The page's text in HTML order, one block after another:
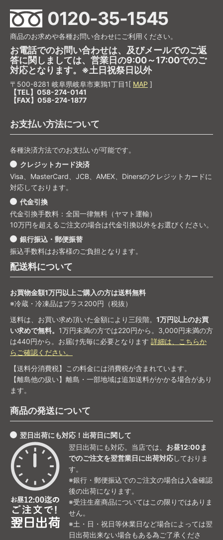
0120-35-1545
商品のお求めや各種お問い合わせにご利用ください。
お電話でのお問い合わせは、及びメールでのご返
答に関しましては、営業日の9:00～17:00でのご
対応となります。※土日祝祭日以外
〒500-8281 岐阜県岐阜市東鶉1丁目1[ MAP ]
【TEL】058-274-0141
【FAX】058-274-1877
お支払い方法について
各種決済方法でのお支払いが可能です。
クレジットカード決済
Visa、MasterCard、JCB、AMEX、Dinersのクレジットカードに
対応しております。
代金引換
代金引換手数料：全国一律無料（ヤマト運輸）
10万円を超えるご注文の場合は代金引換以外をお選びください。
銀行振込・郵便振替
振込手数料はお客様のご負担となります。
配送料について
お買物金額1万円以上ご購入の方は送料無料
※冷蔵・冷凍品はプラス200円（税抜）
送料は、お買い求め頂いた金額により三段階。 1万円以上のお買
い求めで無料。 1万円未満の方では220円から。3,000円未満の方
は440円から。お届け先毎に必要となります 詳細は、こちらか
らご確認ください。
【送料分消費税】この料金には消費税が含まれています。
【離島他の扱い】離島・一部地域は追加送料がかかる場合があり
ます。
商品の発送について
翌日出荷にも対応！出荷日に関して
翌日出荷にも対応。当店では、 お昼12:00ま
でのご注文を翌営業日に出荷対応しておりま
す。
※銀行・郵便振込でのご注文の場合は入金確認
後の出荷になります。
※受注生産商品についてはこの限りではありま
せん。
※土・日・祝日等休業日など場合によっては翌
日出荷出来ない場合もある為ご了承くださ